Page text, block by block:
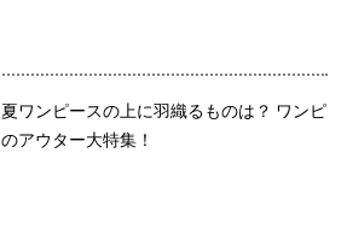
夏ワンピースの上に羽織るものは？ ワンピ
のアウター大特集！